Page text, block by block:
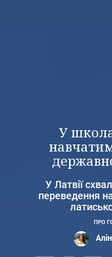
У
У Латвії
переведення
ПРО